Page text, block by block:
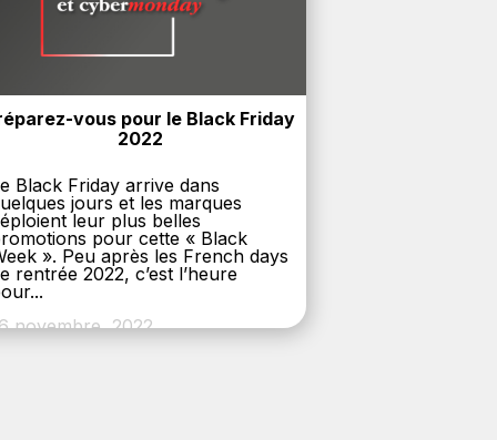
vous pour le Black Friday
2022
Black Friday arrive dans
jours et les marques
leur plus belles
pour cette « Black
». Peu après les French days
rentrée 2022, c’est l’heure
novembre, 2022